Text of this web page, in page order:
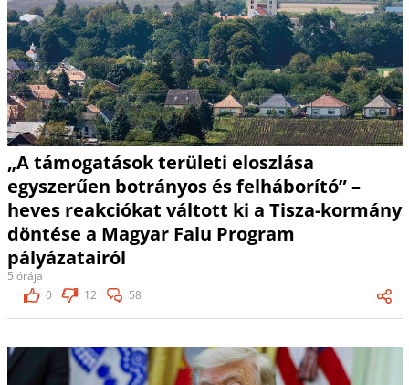
„A támogatások területi eloszlása
egyszerűen botrányos és felháborító” –
heves reakciókat váltott ki a Tisza-kormány
döntése a Magyar Falu Program
pályázatairól
5 órája
0
12 58